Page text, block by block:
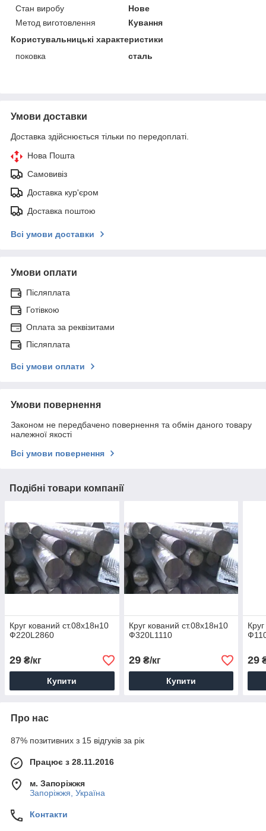
Стан виробу
Нове
Метод виготовлення
Кування
Користувальницькі характеристики
поковка
сталь
Умови доставки
Доставка здійснюється тільки по передоплаті.
Нова Пошта
Самовивіз
Доставка кур'єром
Доставка поштою
Всі умови доставки
Умови оплати
Післяплата
Готівкою
Оплата за реквізитами
Післяплата
Всі умови оплати
Умови повернення
Законом не передбачено повернення та обмін даного товару
належної якості
Всі умови повернення
Подібні товари компанії
Круг кований ст.08х18н10
Ф220L2860
29 ₴/кг
Купити
Круг кований ст.08х18н10
Ф320L1110
29₴/кг
Купити
29
Про нас
87% позитивних з 15 відгуків за рік
Працює з 28.11.2016
м. Запоріжжя
Запоріжжя, Україна
Контакти